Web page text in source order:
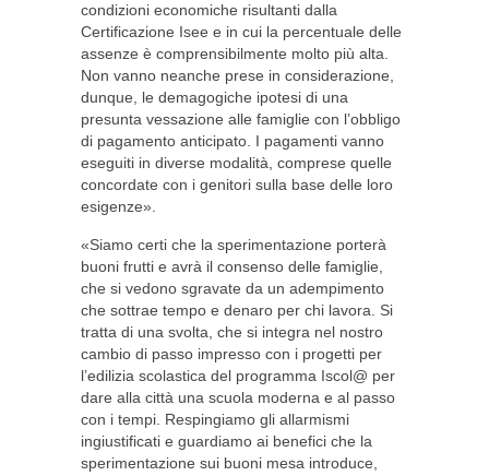
condizioni economiche risultanti dalla
Certificazione Isee e in cui la percentuale delle
assenze è comprensibilmente molto più alta.
Non vanno neanche prese in considerazione,
dunque, le demagogiche ipotesi di una
presunta vessazione alle famiglie con l’obbligo
di pagamento anticipato. I pagamenti vanno
eseguiti in diverse modalità, comprese quelle
concordate con i genitori sulla base delle loro
esigenze».
«Siamo certi che la sperimentazione porterà
buoni frutti e avrà il consenso delle famiglie,
che si vedono sgravate da un adempimento
che sottrae tempo e denaro per chi lavora. Si
tratta di una svolta, che si integra nel nostro
cambio di passo impresso con i progetti per
l’edilizia scolastica del programma Iscol@ per
dare alla città una scuola moderna e al passo
con i tempi. Respingiamo gli allarmismi
ingiustificati e guardiamo ai benefici che la
sperimentazione sui buoni mesa introduce,